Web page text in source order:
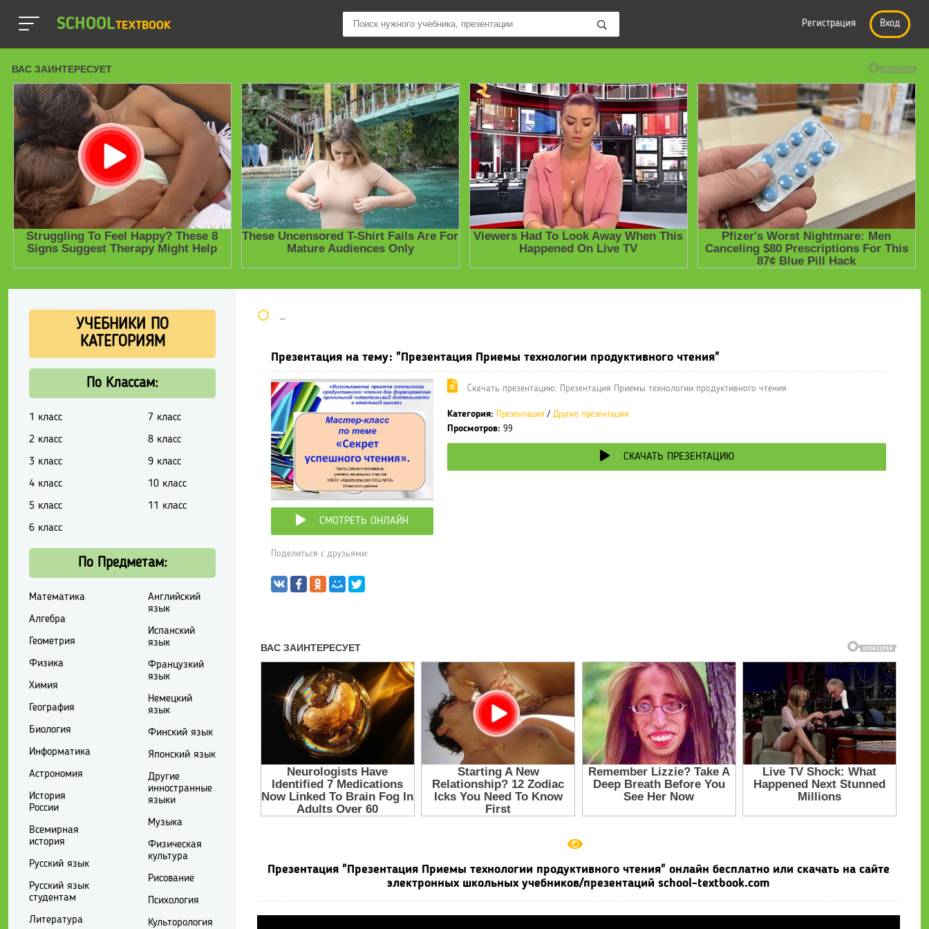
SCHOOLTEXTBOOK Регистрация Вход
Школьные учебники / Презентации по предметам
Презентация на тему: "Презентация Приемы технологии продуктивного чтения"
СМОТРЕТЬ ОНЛАЙН
Поделиться с друзьями:
Cкачать презентацию: Презентация Приемы технологии продуктивного чтения
Категория: Презентации / Другие презентации
Просмотров: 99
СКАЧАТЬ ПРЕЗЕНТАЦИЮ
Презентация "Презентация Приемы технологии продуктивного чтения" онлайн бесплатно или скачать на сайте
электронных школьных учебников/презентаций school-textbook.com
УЧЕБНИКИ ПО
КАТЕГОРИЯМ
По Классам:
1 класс
2 класс
3 класс
4 класс
5 класс
6 класс
7 класс
8 класс
9 класс
10 класс
11 класс
По Предметам:
Математика
Алгебра
Геометрия
Физика
Химия
География
Биология
Информатика
Астрономия
История
России
Всемирная
история
Русский язык
Русский язык
студентам
Литература
Английский
язык
Испанский
язык
Французкий
язык
Немецкий
язык
Финский язык
Японский язык
Другие
инностранные
языки
Музыка
Физическая
культура
Рисование
Психология
Культорология